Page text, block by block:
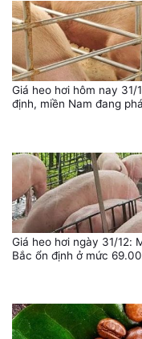
Giá heo hơi hôm nay 31/
định, miền Nam đang
Giá heo hơi ngày 31/12:
Bắc ổn định ở mức